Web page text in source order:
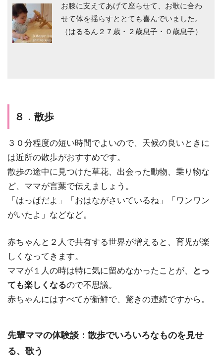
お膝に支えてあげて座らせて、お歌に合わ
せて体を揺らすととても喜んでいました。
（はるるん２７歳・２歳息子・０歳息子）
８．散歩
３０分程度の短い時間でよいので、天候の良いときに
は近所の散歩がおすすめです。
散歩の途中に見つけた草花、出会った動物、乗り物な
ど、ママが言葉で伝えましょう。
「はっぱだよ」「おはながさいているね」「ワンワン
がいたよ」などなど。
赤ちゃんと２人で共有する世界が増えると、育児が楽
しくなってきます。
ママが１人の時は特に気に留めなかったことが、
とっ
ても楽しくなるので不思議。
赤ちゃんにはすべてが新鮮で、驚きの連続ですから。
先輩ママの体験談：散歩でいろいろなものを見せ
る、歌う